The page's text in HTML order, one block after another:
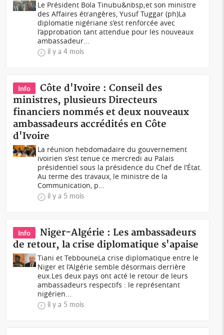
Le Président Bola Tinubu&nbsp;et son ministre
des Affaires étrangères, Yusuf Tuggar (ph)La
diplomatie nigériane s’est renforcée avec
l’approbation tant attendue pour les nouveaux
ambassadeur...
il y a 4 mois
Info
Côte d'Ivoire : Conseil des
ministres, plusieurs Directeurs
financiers nommés et deux nouveaux
ambassadeurs accrédités en Côte
d'Ivoire
La réunion hebdomadaire du gouvernement
ivoirien s’est tenue ce mercredi au Palais
présidentiel sous la présidence du Chef de l’État.
Au terme des travaux, le ministre de la
Communication, p...
il y a 5 mois
Info
Niger-Algérie : Les ambassadeurs
de retour, la crise diplomatique s'apaise
Tiani et TebbouneLa crise diplomatique entre le
Niger et l’Algérie semble désormais derrière
eux.Les deux pays ont acté le retour de leurs
ambassadeurs respectifs : le représentant
nigérien...
il y a 5 mois